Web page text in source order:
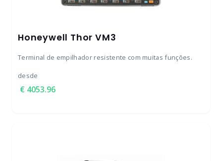
Honeywell Thor VM3
Terminal de empilhador resistente com muitas funções.
desde
4053.96